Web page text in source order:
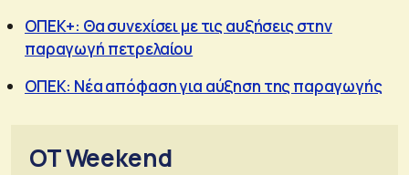
ΟΠΕΚ+: Θα συνεχίσει με τις αυξήσεις στην
παραγωγή πετρελαίου
ΟΠΕΚ: Νέα απόφαση για αύξηση της παραγωγής
OT Weekend